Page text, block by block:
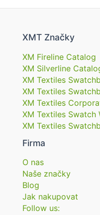
XMT Značky
XM Fireline Catalog
XM Silverline
XM Textiles
XM Textiles
XM Textiles
XM Textiles Swatch
XM Textiles
Firma
O nas
Naše značky
Blog
Jak nakupovat
Follow us: